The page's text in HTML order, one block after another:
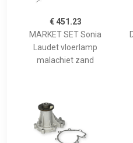
€ 451.23
MARKET SET Sonia
Laudet vloerlamp
malachiet zand